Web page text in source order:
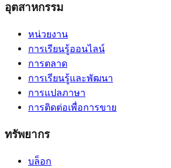
อุตสาหกรรม
หน่วยงาน
การเรียนรู้ออนไลน์
การตลาด
การเรียนรู้และพัฒนา
การแปลภาษา
การติดต่อเพื่อการขาย
ทรัพยากร
บล็อก